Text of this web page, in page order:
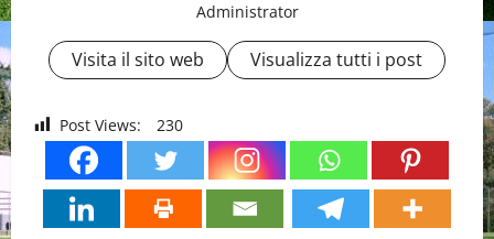
Administrator
Visita il sito web Visualizza tutti i post
Post Views: 230